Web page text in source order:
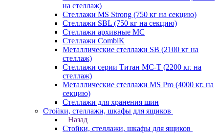
на стеллаж)
Стеллажи MS Strong (750 кг на секцию)
Стеллажи SBL (750 кг на секцию)
Стеллажи архивные МС
Стеллажи CombiK
Металлические стеллажи SB (2100 кг на
стеллаж)
Стеллажи серии Титан МС-Т (2200 кг. на
стеллаж)
Металлические стеллажи MS Pro (4000 кг. на
секцию)
Стеллажи для хранения шин
Стойки, стеллажи, шкафы для ящиков
Назад
Стойки, стеллажи, шкафы для ящиков